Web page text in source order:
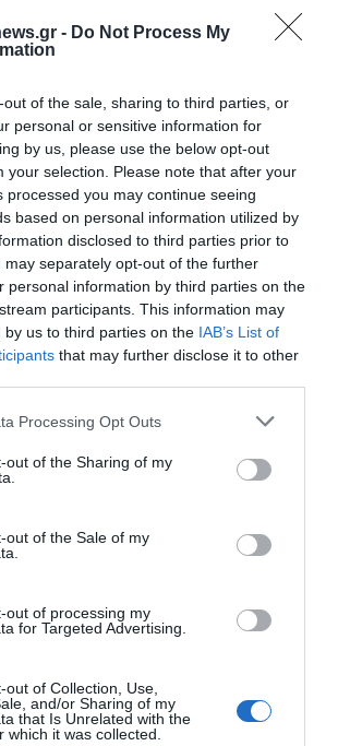
- Do Not Process My
out of the sale, sharing to third parties, or
personal or sensitive information for
by us, please use the below opt-out
your selection. Please note that after your
processed you may continue seeing
based on personal information utilized by
disclosed to third parties prior to
may separately opt-out of the further
personal information by third parties on the
participants. This information may
by us to third parties on the IAB’s List of
that may further disclose it to other
Processing Opt Outs
out of the Sharing of my
out of the Sale of my
out of processing my
for Targeted Advertising.
out of Collection, Use,
and/or Sharing of my
that Is Unrelated with the
which it was collected.
7ZPUL7LRLL
(@THEFEDERAL_NEWS)
8, 2026
μετασεισμοί έχουν ήδη καταγραφεί, με
ότι ο κίνδυνος νέων καταρρεύσεων
Σχολεία έκλεισαν, πτήσεις ακυρώθηκαν
προστασίας έχουν αναπτυχθεί σε
επιχειρήσεις διάσωσης και καταγραφής
PEOPLE KILLED IN SOUTHERN
POWERFUL MAGNITUDE
STRIKES OFF ISLAND OF
TRIGGERING TSUNAMI
ACROSS SEVERAL
(@DAILYSABAH)
JUNE 8,